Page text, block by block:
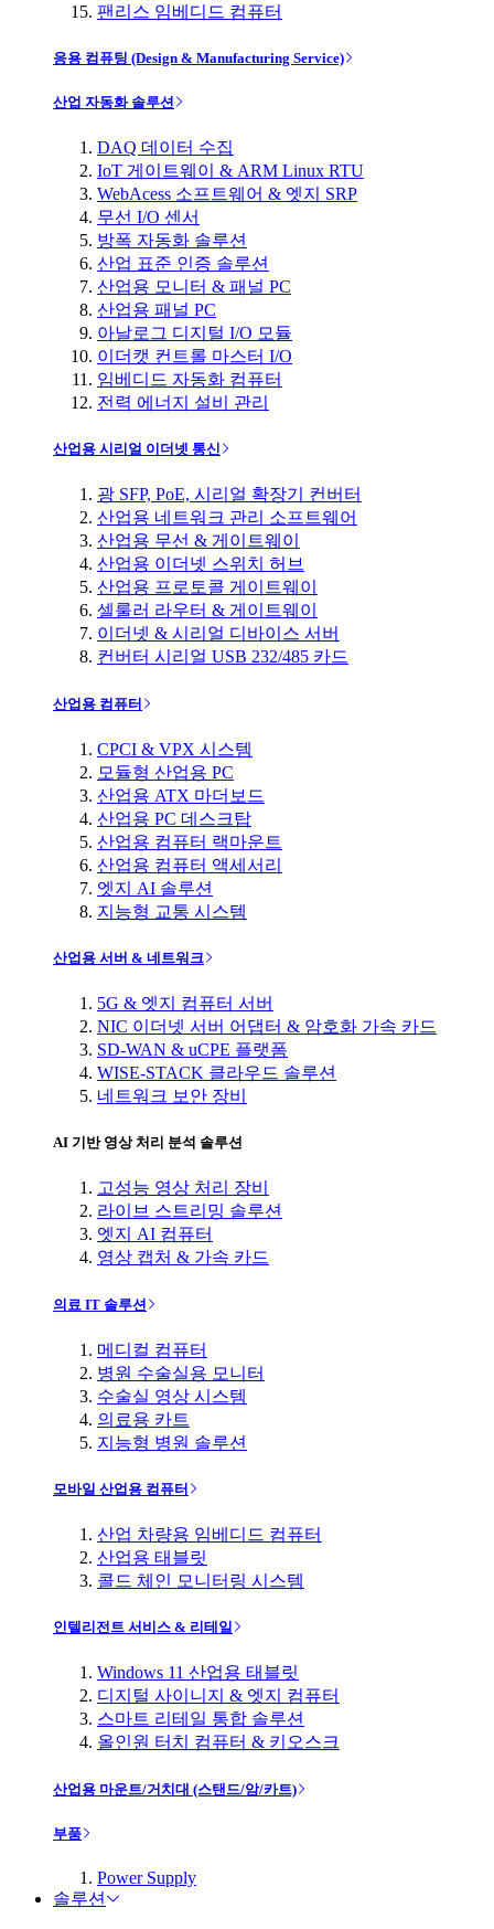
팬리스 임베디드 컴퓨터
응용 컴퓨팅 (Design & Manufacturing Service)
산업 자동화 솔루션
DAQ 데이터 수집
IoT 게이트웨이 & ARM Linux RTU
WebAcess 소프트웨어 & 엣지 SRP
무선 I/O 센서
방폭 자동화 솔루션
산업 표준 인증 솔루션
산업용 모니터 & 패널 PC
산업용 패널 PC
아날로그 디지털 I/O 모듈
이더캣 컨트롤 마스터 I/O
임베디드 자동화 컴퓨터
전력 에너지 설비 관리
산업용 시리얼 이더넷 통신
광 SFP, PoE, 시리얼 확장기 컨버터
산업용 네트워크 관리 소프트웨어
산업용 무선 & 게이트웨이
산업용 이더넷 스위치 허브
산업용 프로토콜 게이트웨이
셀룰러 라우터 & 게이트웨이
이더넷 & 시리얼 디바이스 서버
컨버터 시리얼 USB 232/485 카드
산업용 컴퓨터
CPCI & VPX 시스템
모듈형 산업용 PC
산업용 ATX 마더보드
산업용 PC 데스크탑
산업용 컴퓨터 랙마운트
산업용 컴퓨터 액세서리
엣지 AI 솔루션
지능형 교통 시스템
산업용 서버 & 네트워크
5G & 엣지 컴퓨터 서버
NIC 이더넷 서버 어댑터 & 암호화 가속 카드
SD-WAN & uCPE 플랫폼
WISE-STACK 클라우드 솔루션
네트워크 보안 장비
AI 기반 영상 처리 분석 솔루션
고성능 영상 처리 장비
라이브 스트리밍 솔루션
엣지 AI 컴퓨터
영상 캡처 & 가속 카드
의료 IT 솔루션
메디컬 컴퓨터
병원 수술실용 모니터
수술실 영상 시스템
의료용 카트
지능형 병원 솔루션
모바일 산업용 컴퓨터
산업 차량용 임베디드 컴퓨터
산업용 태블릿
콜드 체인 모니터링 시스템
인텔리전트 서비스 & 리테일
Windows 11 산업용 태블릿
디지털 사이니지 & 엣지 컴퓨터
스마트 리테일 통합 솔루션
올인원 터치 컴퓨터 & 키오스크
산업용 마운트/거치대 (스탠드/암/카트)
부품
Power Supply
솔루션